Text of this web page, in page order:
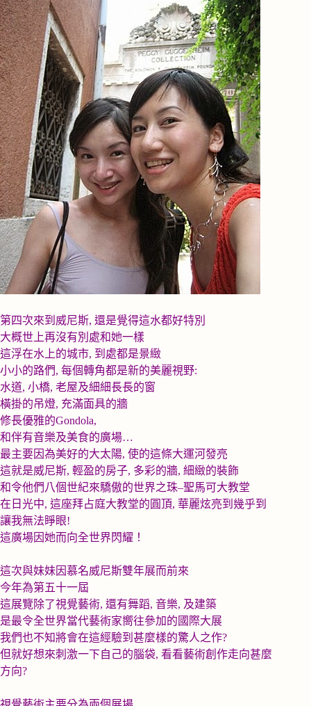
第四次來到威尼斯, 還是覺得這水都好特別
大概世上再沒有別處和她一樣
這浮在水上的城市, 到處都是景緻
小小的路們, 每個轉角都是新的美麗視野:
水道, 小橋, 老屋及細細長長的窗
橫掛的吊燈, 充滿面具的牆
修長優雅的Gondola,
和伴有音樂及美食的廣場…
最主要因為美好的大太陽, 使的這條大運河發亮
這就是威尼斯, 輕盈的房子, 多彩的牆, 細緻的裝飾
和令他們八個世紀來驕傲的世界之珠–聖馬可大教堂
在日光中, 這座拜占庭大教堂的圓頂, 華麗炫亮到幾乎到
讓我無法睜眼!
這廣場因她而向全世界閃耀！
這次與妹妹因慕名威尼斯雙年展而前來
今年為第五十一屆
這展覽除了視覺藝術, 還有舞蹈, 音樂, 及建築
是最令全世界當代藝術家嚮往參加的國際大展
我們也不知將會在這經驗到甚麼樣的驚人之作?
但就好想來刺激一下自己的腦袋, 看看藝術創作走向甚麼
方向?